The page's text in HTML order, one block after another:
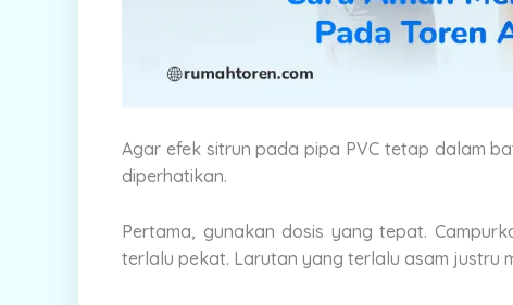
Agar efek sitrun pada pipa PVC tetap dalam
diperhatikan.
Pertama, gunakan dosis yang tepat.
terlalu pekat. Larutan yang terlalu asam justru